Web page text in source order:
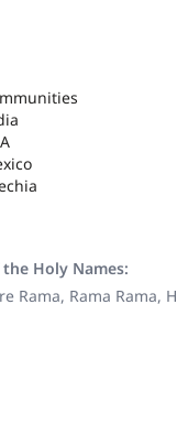
Holy Names:
Rama, Rama Rama,